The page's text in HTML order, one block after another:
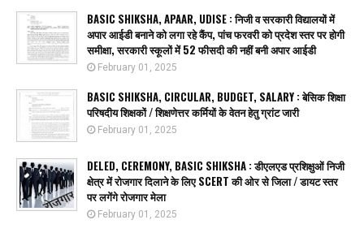
BASIC SHIKSHA, APAAR, UDISE : निजी व सरकारी विद्यालयों में
अपार आईडी बनाने को लगा रहे कैंप, पांच फरवरी को प्रदेश स्तर पर होगी
समीक्षा, सरकारी स्कूलों में 52 फीसदी की नहीं बनी अपार आईडी
February 01, 2025
BASIC SHIKSHA, CIRCULAR, BUDGET, SALARY : बेसिक शिक्षा
परिषदीय शिक्षकों / शिक्षणेत्तर कर्मियों के वेतन हेतु ग्रांट जारी
February 01, 2025
DELED, CEREMONY, BASIC SHIKSHA : डीएलएड प्रशिक्षुओं निजी
क्षेत्र में रोजगार दिलाने के लिए SCERT की ओर से जिला / डायट स्तर
पर लगेंगे रोजगार मेला
February 01, 2025